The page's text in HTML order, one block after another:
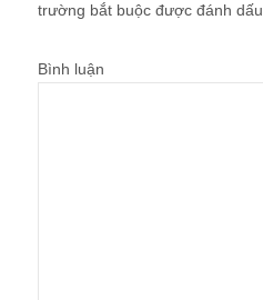
trường bắt buộc được đánh dấu
Bình luận